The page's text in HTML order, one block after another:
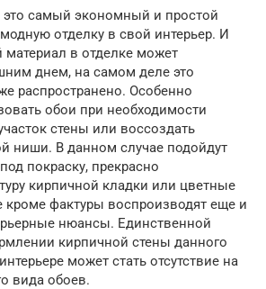
самый экономный и простой
отделку в свой интерьер. И
материал в отделке может
днем, на самом деле это
распространено. Особенно
обои при необходимости
стены или воссоздать
ниши. В данном случае подойдут
покраску, прекрасно
кирпичной кладки или цветные
кроме фактуры воспроизводят еще и
нюансы. Единственной
кирпичной стены данного
может стать отсутствие на
вида обоев.